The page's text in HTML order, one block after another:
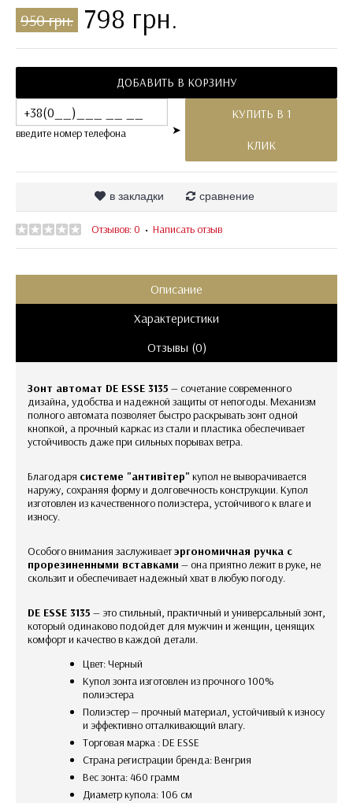
950 грн. 798 грн.
ДОБАВИТЬ В КОРЗИНУ
введите номер телефона ➤
КУПИТЬ В 1
КЛИК
в закладки сравнение
Отзывов: 0 • Написать отзыв
Описание
Характеристики
Отзывы (0)
Зонт автомат DE ESSE 3135 — сочетание современного
дизайна, удобства и надежной защиты от непогоды. Механизм
полного автомата позволяет быстро раскрывать зонт одной
кнопкой, а прочный каркас из стали и пластика обеспечивает
устойчивость даже при сильных порывах ветра.
Благодаря системе "антивітер" купол не выворачивается
наружу, сохраняя форму и долговечность конструкции. Купол
изготовлен из качественного полиэстера, устойчивого к влаге и
износу.
Особого внимания заслуживаетэргономичная ручка с
прорезиненными вставками — она приятно лежит в руке, не
скользит и обеспечивает надежный хват в любую погоду.
DE ESSE 3135 — это стильный, практичный и универсальный зонт,
который одинаково подойдет для мужчин и женщин, ценящих
комфорт и качество в каждой детали.
Цвет: Черный
Купол зонта изготовлен из прочного 100%
полиэстера
Полиэстер — прочный материал, устойчивый к износу
и эффективно отталкивающий влагу.
Торговая марка : DE ESSE
Страна регистрации бренда: Венгрия
Вес зонта: 460 грамм
Диаметр купола: 106 см